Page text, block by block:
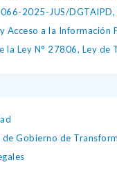
2025-JUS/
Acceso a la Información
la Ley N° 27806, Ley de
Gobierno de